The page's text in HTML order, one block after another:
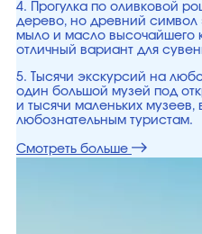
4. Прогулка по оливковой
дерево, но древний символ
мыло и масло высочайшего
отличный вариант для
5. Тысячи экскурсий на
один большой музей под
и тысячи маленьких музеев,
любознательным туристам.
Смотреть больше